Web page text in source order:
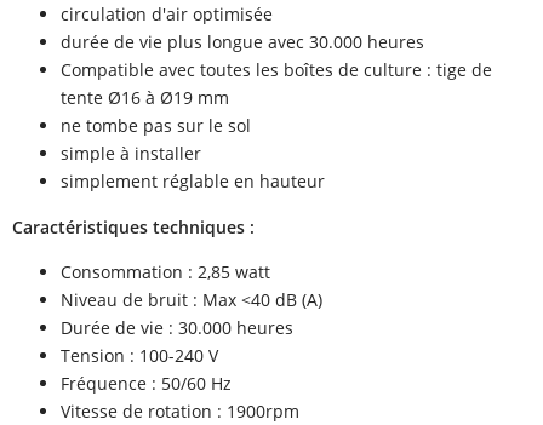
circulation d'air optimisée
durée de vie plus longue avec 30.000 heures
Compatible avec toutes les boîtes de culture : tige de
tente Ø16 à Ø19 mm
ne tombe pas sur le sol
simple à installer
simplement réglable en hauteur
Caractéristiques techniques :
Consommation : 2,85 watt
Niveau de bruit : Max <40 dB (A)
Durée de vie : 30.000 heures
Tension : 100-240 V
Fréquence : 50/60 Hz
Vitesse de rotation : 1900rpm